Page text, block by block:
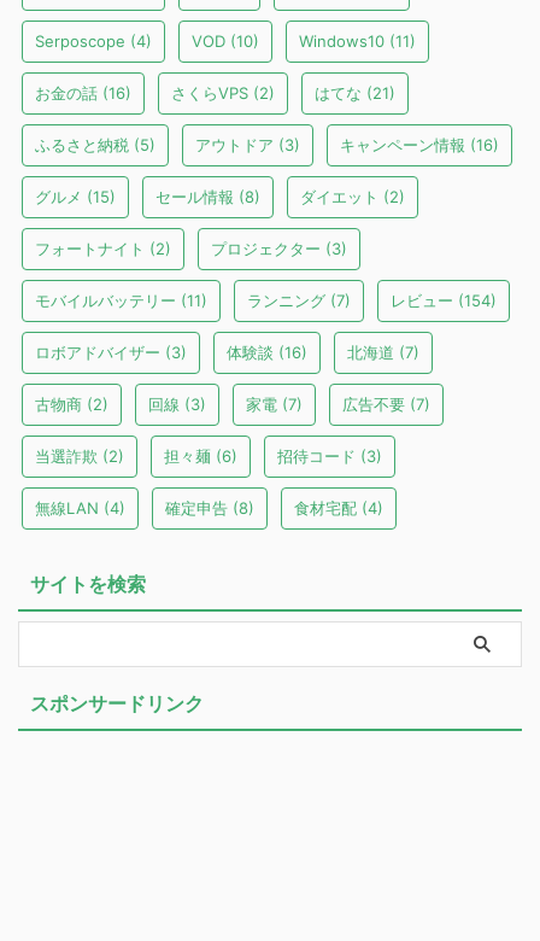
Serposcope (4) VOD (10) Windows10 (11)
お金の話 (16) さくらVPS (2) はてな (21)
ふるさと納税 (5) アウトドア (3) キャンペーン情報 (16)
グルメ (15) セール情報 (8) ダイエット (2)
フォートナイト (2) プロジェクター (3)
モバイルバッテリー (11) ランニング (7) レビュー (154)
ロボアドバイザー (3) 体験談 (16) 北海道 (7)
古物商 (2) 回線 (3) 家電 (7) 広告不要 (7)
当選詐欺 (2) 担々麺 (6) 招待コード (3)
無線LAN (4) 確定申告 (8) 食材宅配 (4)
サイトを検索
スポンサードリンク